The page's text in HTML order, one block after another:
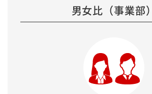
男女比（事業部）